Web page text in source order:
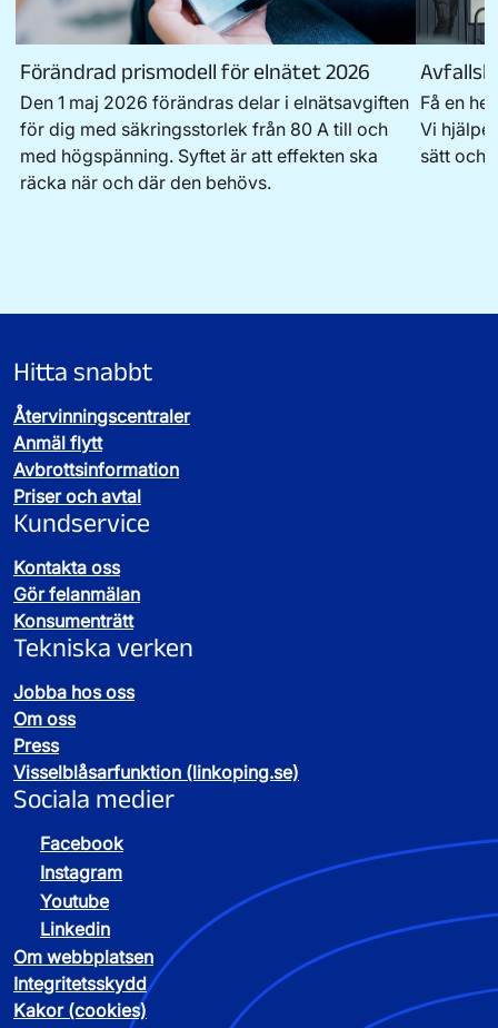
Förändrad prismodell för elnätet 2026
Den 1 maj 2026 förändras delar i elnätsavgiften
för dig med säkringsstorlek från 80 A till och
med högspänning. Syftet är att effekten ska
räcka när och där den behövs.
Få en
Vi
sätt och
Hitta snabbt
Återvinningscentraler
Anmäl flytt
Avbrottsinformation
Priser och avtal
Kundservice
Kontakta oss
Gör felanmälan
Konsumenträtt
Tekniska verken
Jobba hos oss
Om oss
Press
Visselblåsarfunktion (linkoping.se)
Sociala medier
Facebook
Instagram
Youtube
Linkedin
Om webbplatsen
Integritetsskydd
Kakor (cookies)